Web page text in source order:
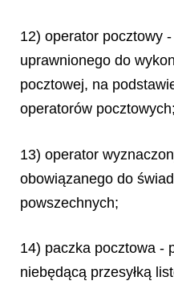
12) operator pocztowy
uprawnionego do
pocztowej, na
operatorów pocztowych;
13) operator
obowiązanego do
powszechnych;
14) paczka pocztowa -
niebędącą przesyłką